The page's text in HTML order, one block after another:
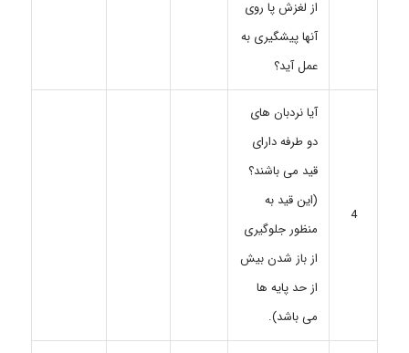
از لغزش پا روی
آنها پیشگیری به
عمل آید؟
4
آیا نردبان های
دو طرفه دارای
قید می باشند؟
(این قید به
منظور جلوگیری
از باز شدن بیش
از حد پایه ها
می باشد).